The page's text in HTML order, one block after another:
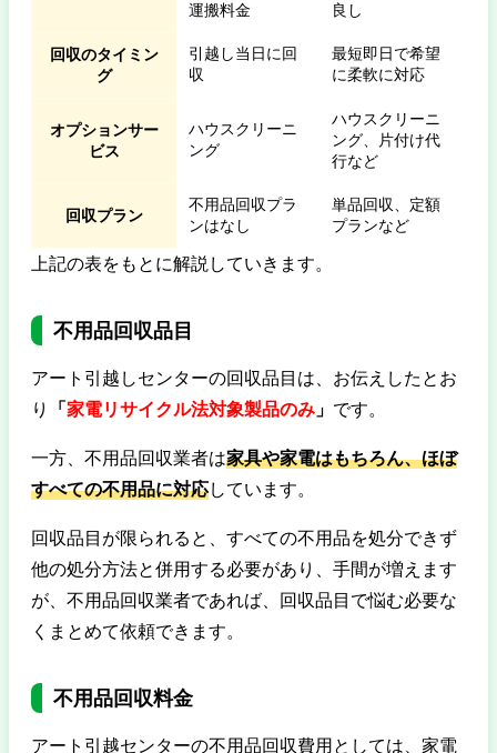
運搬料金
良し
回収のタイミン
グ
引越し当日に回
収
最短即日で希望
に柔軟に対応
オプションサー
ビス
ハウスクリーニ
ング
ハウスクリーニ
ング、片付け代
行など
回収プラン
不用品回収プラ
ンはなし
単品回収、定額
プランなど
上記の表をもとに解説していきます。
不用品回収品目
アート引越しセンターの回収品目は、お伝えしたとお
り
「家電リサイクル法対象製品のみ」 です。
一方、不用品回収業者は家具や家電はもちろん、ほぼ
すべての不用品に対応しています。
回収品目が限られると、すべての不用品を処分できず
他の処分方法と併用する必要があり、手間が増えます
が、不用品回収業者であれば、回収品目で悩む必要な
くまとめて依頼できます。
不用品回収料金
アート引越センターの不用品回収費用としては、家電